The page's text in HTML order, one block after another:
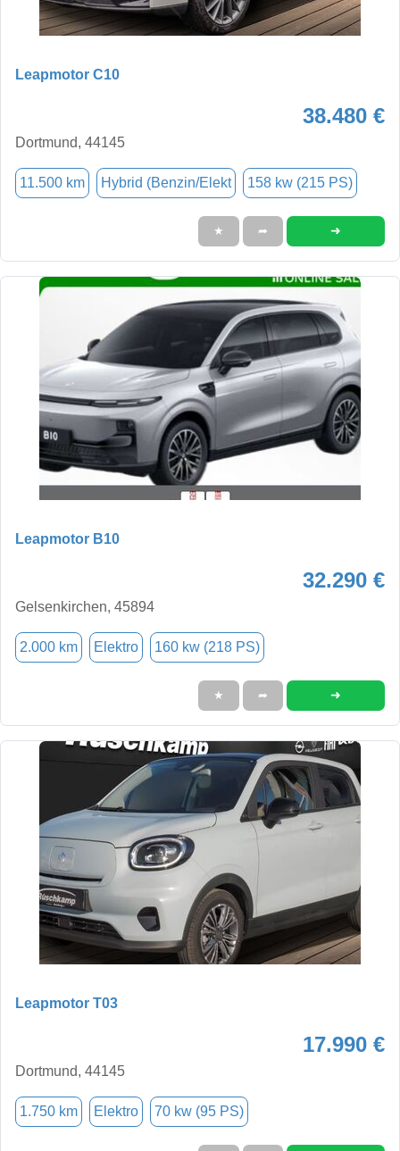
Leapmotor C10
38.480 €
Dortmund, 44145
11.500 km Hybrid (Benzin/Elekt 158 kw (215 PS)
★ ➦ ➜
Leapmotor B10
32.290 €
Gelsenkirchen, 45894
2.000 km Elektro 160 kw (218 PS)
★ ➦ ➜
Leapmotor T03
17.990 €
Dortmund, 44145
1.750 km Elektro 70 kw (95 PS)